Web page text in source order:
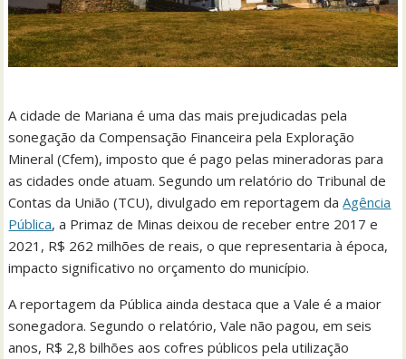
A cidade de Mariana é uma das mais prejudicadas pela
sonegação da Compensação Financeira pela Exploração
Mineral (Cfem), imposto que é pago pelas mineradoras para
as cidades onde atuam. Segundo um relatório do Tribunal de
Contas da União (TCU), divulgado em reportagem daAgência
Pública, a Primaz de Minas deixou de receber entre 2017 e
2021, R$ 262 milhões de reais, o que representaria à época,
impacto significativo no orçamento do município.
A reportagem da Pública ainda destaca que a Vale é a maior
sonegadora. Segundo o relatório, Vale não pagou, em seis
anos, R$ 2,8 bilhões aos cofres públicos pela utilização